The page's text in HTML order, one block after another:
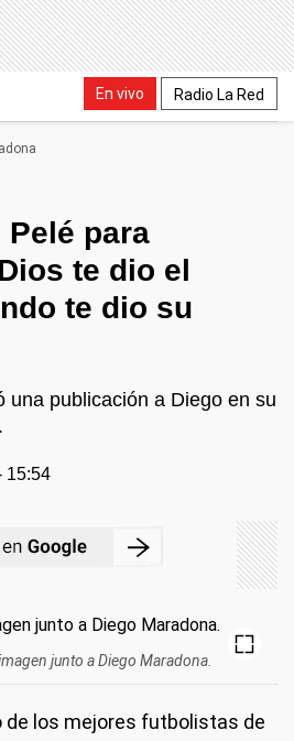
En vivo Radio La Red
para
te dio el
te dio su
una publicación a Diego en su
15:54
junto a Diego Maradona.
de los mejores futbolistas de